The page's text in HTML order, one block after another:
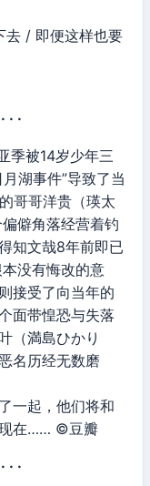
去 / 即便这样也要
·
被14岁少年三
湖事件”导致了当
哥哥洋贵（瑛太
僻角落经营着钓
知文哉8年前即已
没有悔改的意
接受了向当年的
面带惶恐与失落
（満島ひかり
名历经无数磨
一起，他们将和
现在…… ©豆瓣
·